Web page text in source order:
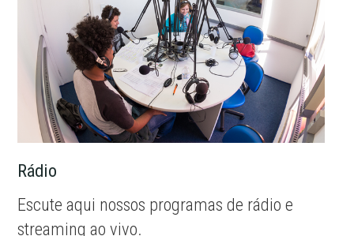
Rádio
Escute aqui nossos programas de rádio e
streaming ao vivo.